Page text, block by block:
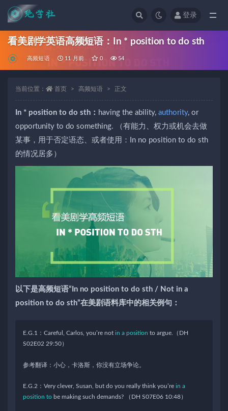
登录
看美剧学英语高频短语：In * position to do sth
高频短语 11 月前 0 54
当前位置： 首页 高频短语 正文
In * position to do sth： having the ability, authority, or
opportunity to do something. （有能力、权力或机会去做
某事，用于否定语态、或者使用：In no position to do sth
的情况居多）
以下是高频短语“In no position to do sth / Not in a
position to do sth”在美剧语料库中的相关例句：
E.G.1：Careful, Carlos, you’re not in a position to argue.（DH
S02E02 29:50）
参考翻译：小心，卡洛斯，你没有立场争论。
E.G.2：Very clever, Susan, but do you really think you’re in a
position to be making such demands? （DH S07E06 10:48）